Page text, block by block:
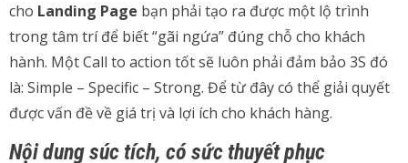
cho Landing Page bạn phải tạo ra được một lộ trình
trong tâm trí để biết “gãi ngứa” đúng chỗ cho khách
hành. Một Call to action tốt sẽ luôn phải đảm bảo 3S đó
là: Simple – Specific – Strong. Để từ đây có thể giải quyết
được vấn đề về giá trị và lợi ích cho khách hàng.
Nội dung súc tích, có sức thuyết phục